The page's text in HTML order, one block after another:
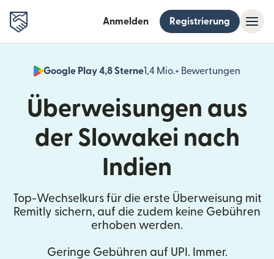
Anmelden Registrierung
Google Play 4,8 Sterne1,4 Mio.+ Bewertungen
Überweisungen aus
der Slowakei nach
Indien
Top-Wechselkurs für die erste Überweisung mit
Remitly sichern, auf die zudem keine Gebühren
erhoben werden.
Geringe Gebühren auf UPI. Immer.